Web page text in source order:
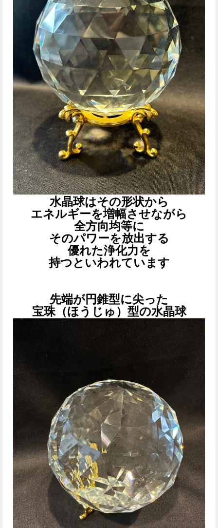
水晶球はその形状から
エネルギーを増幅させながら
全方向均等に
そのパワーを放出する
優れた浄化力を
持つといわれています
先端が円錐型に尖った
宝珠（ほうじゅ）型の水晶球